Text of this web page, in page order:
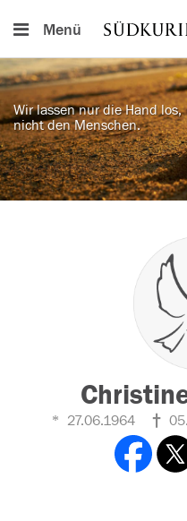
Menü
Wir lassen nur die Hand los,
nicht den Menschen.
27.06.1964